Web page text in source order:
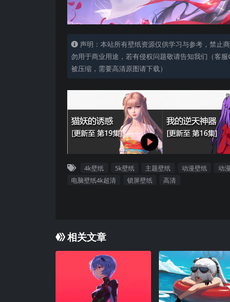
声明：本站所有壁纸资源仅供学习与参考，禁止
勿用于商业用途，若有侵权问题敬请告知我们（客
被压缩，需要高清原图请下载）
4k壁纸 5k壁纸 主题壁纸 动漫壁纸 动
电脑壁纸4k超清
锁屏壁纸 高清
相关文章